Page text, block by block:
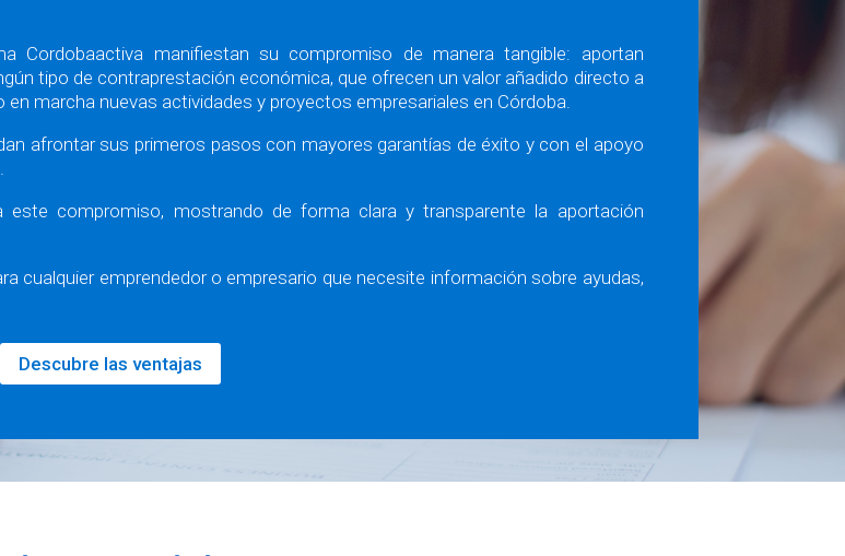
Cordobaactiva manifiestan su compromiso de manera tangible: aportan
tipo de contraprestación económica, que ofrecen un valor añadido directo a
marcha nuevas actividades y proyectos empresariales en Córdoba.
afrontar sus primeros pasos con mayores garantías de éxito y con el apoyo
este compromiso, mostrando de forma clara y transparente la aportación
cualquier emprendedor o empresario que necesite información sobre ayudas,
Descubre las ventajas